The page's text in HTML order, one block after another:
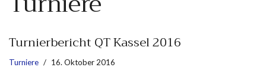
Turnierbericht QT Kassel 2016
Turniere 16. Oktober 2016